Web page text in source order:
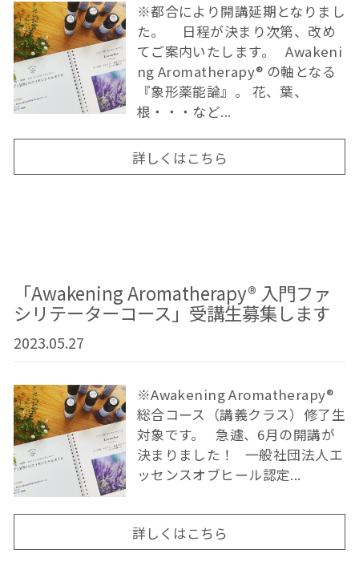
※都合により開講延期となりまし
た。 日程が決まり次第、改め
てご案内いたします。 Awakeni
ng Aromatherapy® の軸となる
『象形薬能論』。 花、葉、
根・・・など...
詳しくはこちら
「Awakening Aromatherapy®︎ 入門ファ
シリテーターコース」受講生募集します
2023.05.27
※Awakening Aromatherapy®︎
総合コース（講義クラス）修了生
対象です。 急遽、6月の開講が
決まりました！ 一般社団法人エ
ッセンスオブヒール認定...
詳しくはこちら